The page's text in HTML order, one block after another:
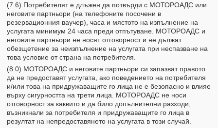
(7.6) Потребителят е длъжен да потвърди с МОТОРОАДС или
неговите партньори (на телефоните посочени в
резервационния ваучер), часа и мястото на изпълнение на
услугата минимум 24 часа преди отпътуване. МОТОРОАДС и
неговите партньори не носят отговорност и не дължат
обезщетение за неизпълнение на услугата при неспазване на
това условие от страна на потребителя.
(8.0) МОТОРОАДС и неговите партньори си запазват правото
да не предоставят услугата, ако поведението на потребителя
и/или това на придружаващите го лица не е безопасно и влияе
върху сигурността на трети лица. МОТОРОАДС не носи
отговорност за каквито и да било допълнителни разходи,
възникнали за потребителя и придружаващите го лица в
резултат на непредоставянето на услугата в този случай.